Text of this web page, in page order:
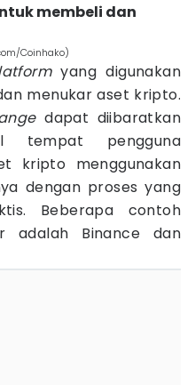
membeli dan
Coinhako)
yang digunakan
menukar aset kripto.
dapat diibaratkan
tempat pengguna
kripto menggunakan
dengan proses yang
Beberapa contoh
Binance dan